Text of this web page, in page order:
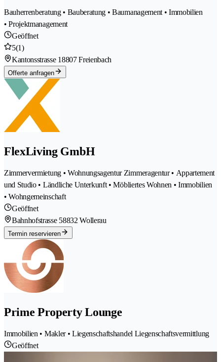
Bauherrenberatung • Bauberatung • Baumanagement • Immobilien
• Projektmanagement
Geöffnet
5(1)
Kantonsstrasse 18807 Freienbach
Offerte anfragen
FlexLiving GmbH
Zimmervermietung • Wohnungsagentur Zimmeragentur • Appartement
und Studio • Ländliche Unterkunft • Möbliertes Wohnen • Immobilien
• Wohngemeinschaft
Geöffnet
Bahnhofstrasse 58832 Wollerau
Termin reservieren
Prime Property Lounge
Immobilien • Makler • Liegenschaftshandel Liegenschaftsvermittlung
Geöffnet